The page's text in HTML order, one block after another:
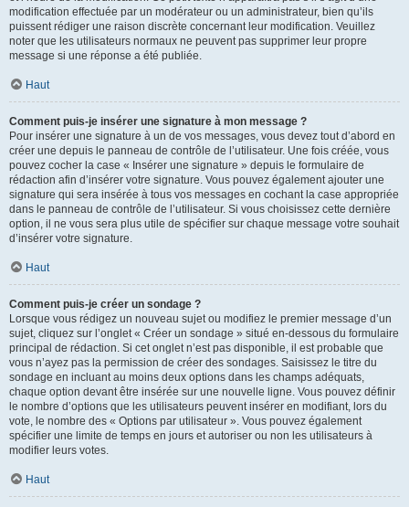
modification effectuée par un modérateur ou un administrateur, bien qu’ils
puissent rédiger une raison discrète concernant leur modification. Veuillez
noter que les utilisateurs normaux ne peuvent pas supprimer leur propre
message si une réponse a été publiée.
Haut
Comment puis-je insérer une signature à mon message ?
Pour insérer une signature à un de vos messages, vous devez tout d’abord en
créer une depuis le panneau de contrôle de l’utilisateur. Une fois créée, vous
pouvez cocher la case « Insérer une signature » depuis le formulaire de
rédaction afin d’insérer votre signature. Vous pouvez également ajouter une
signature qui sera insérée à tous vos messages en cochant la case appropriée
dans le panneau de contrôle de l’utilisateur. Si vous choisissez cette dernière
option, il ne vous sera plus utile de spécifier sur chaque message votre souhait
d’insérer votre signature.
Haut
Comment puis-je créer un sondage ?
Lorsque vous rédigez un nouveau sujet ou modifiez le premier message d’un
sujet, cliquez sur l’onglet « Créer un sondage » situé en-dessous du formulaire
principal de rédaction. Si cet onglet n’est pas disponible, il est probable que
vous n’ayez pas la permission de créer des sondages. Saisissez le titre du
sondage en incluant au moins deux options dans les champs adéquats,
chaque option devant être insérée sur une nouvelle ligne. Vous pouvez définir
le nombre d’options que les utilisateurs peuvent insérer en modifiant, lors du
vote, le nombre des « Options par utilisateur ». Vous pouvez également
spécifier une limite de temps en jours et autoriser ou non les utilisateurs à
modifier leurs votes.
Haut